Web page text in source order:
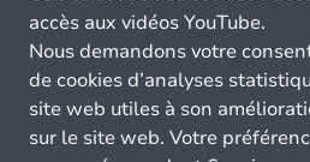
accès aux vidéos YouTube.
Nous demandons votre
de cookies d’analyses
site web utiles à son
sur le site web. Votre